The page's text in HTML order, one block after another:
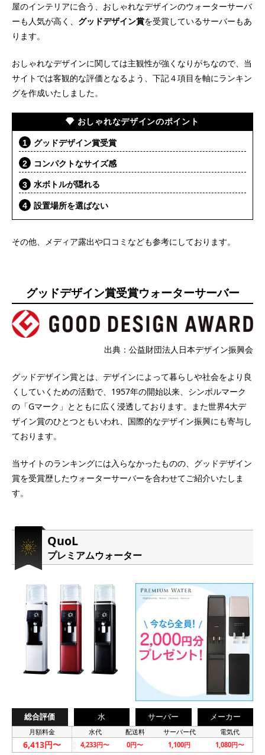
屋のインテリアに合う、おしゃれなデザインのウォーターサーバ
ーも人気が高く、 グッドデザイン賞を受賞しているサーバーもあ
ります。
おしゃれなデザインに関しては主観性が強くなりがちなので、当
サイトでは客観的な評価となるよう、下記４項目を軸にランキン
グを作成いたしました。
おしゃれなデザインのポイント
グッドデザイン賞受賞
コンパクトなサイズ感
水ボトルが隠れる
設置場所を選ばない
その他、メディア露出や口コミなども参考にしております。
グッドデザイン賞受賞ウォーターサーバー
出典：公益財団法人日本デザイン振興会
グッドデザイン賞とは、デザインによって暮らしや社会をより良
くしていくための活動で、1957年の開始以来、シンボルマーク
の「Gマーク」とともに広く浸透しております。また世界4大デ
ザイン賞のひとつともいわれ、国際的なデザイン振興にも寄与し
ております。
当サイトのランキングには入らなかったものの、グッドデザイン
賞を受賞歴したウォーターサーバーを合わせてご紹介いたしま
す。
QuoL
プレミアムウォーター
総合評価 水 サーバー メーカー
月額料金 水代 配送料 サーバー代 電気代
6,413円〜 4,233円〜 0円〜 1,100円 1,080円〜